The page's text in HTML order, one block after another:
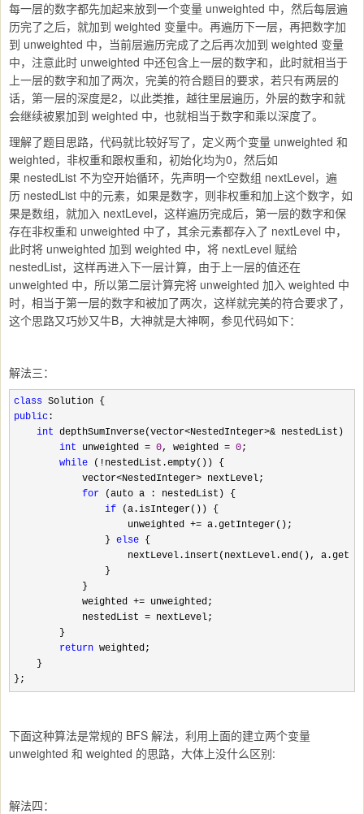
每一层的数字都先加起来放到一个变量 unweighted 中，然后每层遍
历完了之后，就加到 weighted 变量中。再遍历下一层，再把数字加
到 unweighted 中，当前层遍历完成了之后再次加到 weighted 变量
中，注意此时 unweighted 中还包含上一层的数字和，此时就相当于
上一层的数字和加了两次，完美的符合题目的要求，若只有两层的
话，第一层的深度是2，以此类推，越往里层遍历，外层的数字和就
会继续被累加到 weighted 中，也就相当于数字和乘以深度了。
理解了题目思路，代码就比较好写了，定义两个变量 unweighted 和
weighted，非权重和跟权重和，初始化均为0，然后如
果 nestedList 不为空开始循环，先声明一个空数组 nextLevel，遍
历 nestedList 中的元素，如果是数字，则非权重和加上这个数字，如
果是数组，就加入 nextLevel，这样遍历完成后，第一层的数字和保
存在非权重和 unweighted 中了，其余元素都存入了 nextLevel 中，
此时将 unweighted 加到 weighted 中，将 nextLevel 赋给
nestedList，这样再进入下一层计算，由于上一层的值还在
unweighted 中，所以第二层计算完将 unweighted 加入 weighted 中
时，相当于第一层的数字和被加了两次，这样就完美的符合要求了，
这个思路又巧妙又牛B，大神就是大神啊，参见代码如下：
解法三：
class
public :
int depthSumInverse(vector<NestedInteger>& nestedList) {
int unweighted = 0, weighted = 0;
while (! nestedList.empty()) {
            vector
<NestedInteger> nextLevel;
for (auto a : nestedList) {
if (a.isInteger()) {
                    unweighted
+= a.getInteger();
                }
else {
nextLevel.insert(nextLevel.end(),
                }
            }
            weighted
+= unweighted;
            nestedList
= nextLevel;
        }
return weighted;
    }
};
下面这种算法是常规的 BFS 解法，利用上面的建立两个变量
unweighted 和 weighted 的思路，大体上没什么区别:
解法四：